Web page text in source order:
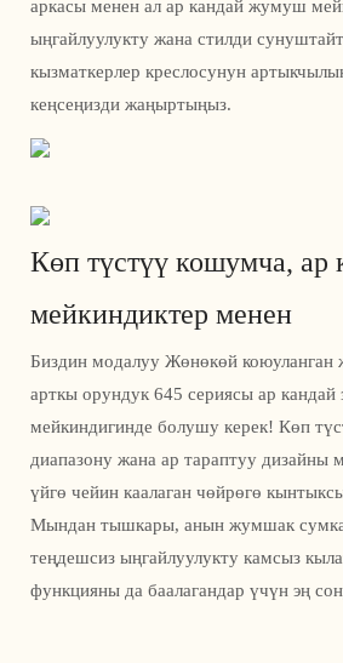
аркасы менен ал ар кандай жумуш
ыңгайлуулукту жана стилди
кызматкерлер креслосунун
кеңсеңизди жаңыртыңыз.
Көп түстүү кошумча, ар
мейкиндиктер менен
Биздин модалуу Жөнөкөй
арткы орундук 645 сериясы ар
мейкиндигинде болушу керек! Көп
диапазону жана ар тараптуу дизайны
үйгө чейин каалаган чөйрөгө
Мындан тышкары, анын жумшак
теңдешсиз ыңгайлуулукту камсыз
функцияны да баалагандар үчүн эң